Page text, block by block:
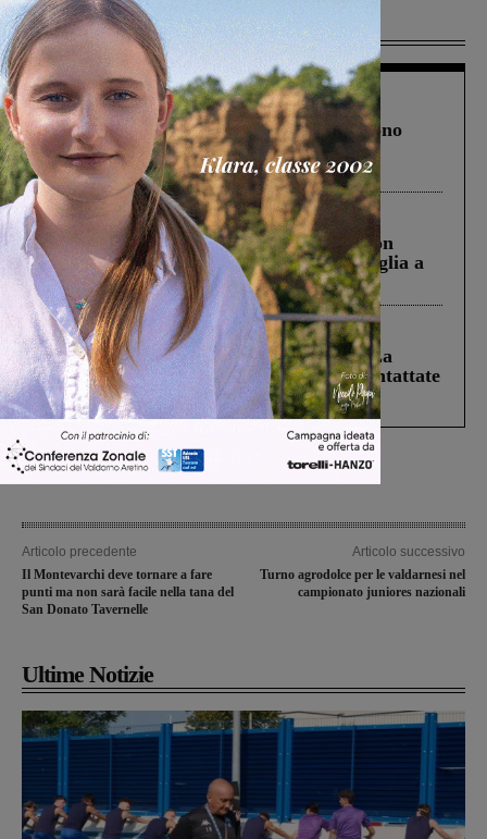
Più lette
Cronaca 4 Agosto 2026
Un anno fa la strage in A1 in cui morirono
Gianni, Giulia e Franco. Lo schianto, il
processo, lo stop ai sorpassi fra tir....
Cronaca 3 Agosto 2026
Scomparso da una struttura di Castiglion
Fiorentino l’uomo che aveva ucciso la figlia a
Levane nel 2020
Cronaca 5 Agosto 2026
Continuano le ricerche di Miah Billal. La
Prefettura: “In caso di avvistamento contattate
il 112”
Articolo precedente
Il Montevarchi deve tornare a fare
punti ma non sarà facile nella tana del
San Donato Tavernelle
Articolo successivo
Turno agrodolce per le valdarnesi nel
campionato juniores nazionali
Ultime Notizie